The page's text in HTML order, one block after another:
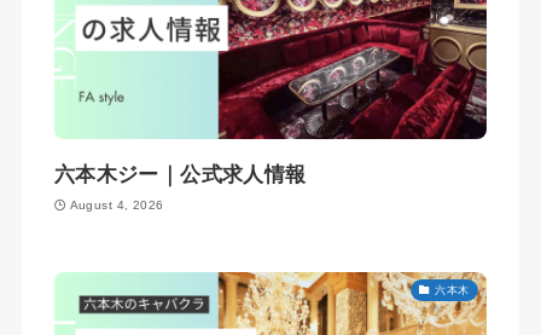
六本木ジー｜公式求人情報
August 4, 2026
六本木